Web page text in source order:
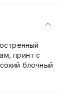
принт с
блочный